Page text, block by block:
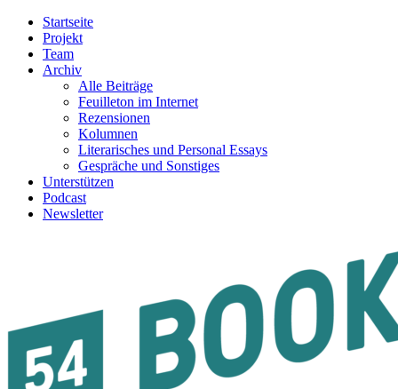
Startseite
Projekt
Team
Archiv
Alle Beiträge
Feuilleton im Internet
Rezensionen
Kolumnen
Literarisches und Personal Essays
Gespräche und Sonstiges
Unterstützen
Podcast
Newsletter